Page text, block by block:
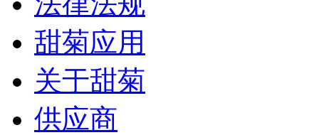
甜菊应用
关于甜菊
供应商